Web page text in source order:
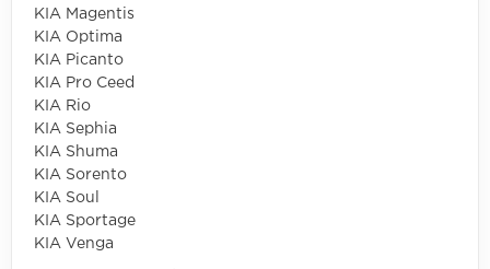
KIA Magentis
KIA Optima
KIA Picanto
KIA Pro Ceed
KIA Rio
KIA Sephia
KIA Shuma
KIA Sorento
KIA Soul
KIA Sportage
KIA Venga